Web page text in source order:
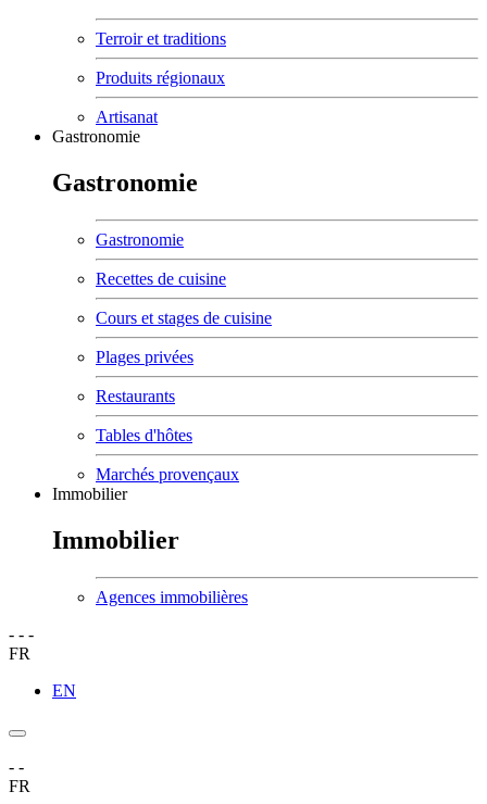
Terroir et traditions
Produits régionaux
Artisanat
Gastronomie
Gastronomie
Gastronomie
Recettes de cuisine
Cours et stages de cuisine
Plages privées
Restaurants
Tables d'hôtes
Marchés provençaux
Immobilier
Immobilier
Agences immobilières
- - -
FR
EN
- -
FR